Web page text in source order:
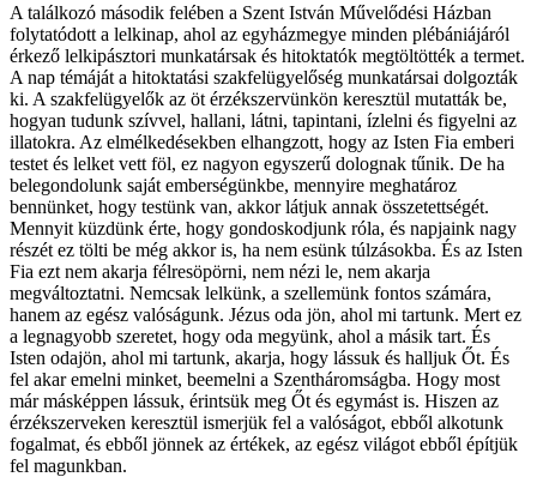
A találkozó második felében a Szent István Művelődési Házban
folytatódott a lelkinap, ahol az egyházmegye minden plébániájáról
érkező lelkipásztori munkatársak és hitoktatók megtöltötték a termet.
A nap témáját a hitoktatási szakfelügyelőség munkatársai dolgozták
ki. A szakfelügyelők az öt érzékszervünkön keresztül mutatták be,
hogyan tudunk szívvel, hallani, látni, tapintani, ízlelni és figyelni az
illatokra. Az elmélkedésekben elhangzott, hogy az Isten Fia emberi
testet és lelket vett föl, ez nagyon egyszerű dolognak tűnik. De ha
belegondolunk saját emberségünkbe, mennyire meghatároz
bennünket, hogy testünk van, akkor látjuk annak összetettségét.
Mennyit küzdünk érte, hogy gondoskodjunk róla, és napjaink nagy
részét ez tölti be még akkor is, ha nem esünk túlzásokba. És az Isten
Fia ezt nem akarja félresöpörni, nem nézi le, nem akarja
megváltoztatni. Nemcsak lelkünk, a szellemünk fontos számára,
hanem az egész valóságunk. Jézus oda jön, ahol mi tartunk. Mert ez
a legnagyobb szeretet, hogy oda megyünk, ahol a másik tart. És
Isten odajön, ahol mi tartunk, akarja, hogy lássuk és halljuk Őt. És
fel akar emelni minket, beemelni a Szentháromságba. Hogy most
már másképpen lássuk, érintsük meg Őt és egymást is. Hiszen az
érzékszerveken keresztül ismerjük fel a valóságot, ebből alkotunk
fogalmat, és ebből jönnek az értékek, az egész világot ebből építjük
fel magunkban.